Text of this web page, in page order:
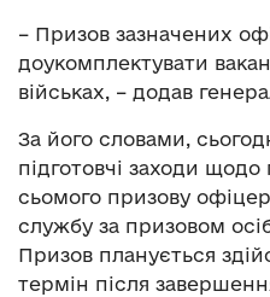
– Призов зазначених
доукомплектувати
військах, – додав
За його словами,
підготовчі заходи
сьомого призову
службу за призовом
Призов планується
термін після